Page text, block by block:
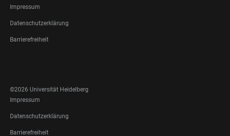
FOOTER
LEGAL
Impressum
Datenschutzerklärung
Barrierefreiheit
MEDIA
©2026 Universität Heidelberg
FOOTER
LEGAL
Impressum
Datenschutzerklärung
Barrierefreiheit